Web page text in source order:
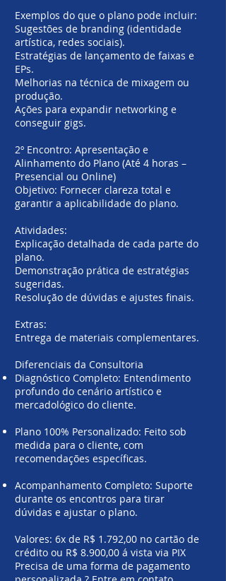
Exemplos do que o plano pode incluir:
Sugestões de branding (identidade
artística, redes sociais).
Estratégias de lançamento de faixas e
EPs.
Melhorias na técnica de mixagem ou
produção.
Ações para expandir networking e
conseguir gigs.
2º Encontro: Apresentação e
Alinhamento do Plano (Até 4 horas –
Presencial ou Online)
Objetivo: Fornecer clareza total e
garantir a aplicabilidade do plano.
Atividades:
Explicação detalhada de cada parte do
plano.
Demonstração prática de estratégias
sugeridas.
Resolução de dúvidas e ajustes finais.
Extras:
Entrega de materiais complementares.
Diferenciais da Consultoria
Diagnóstico Completo: Entendimento
profundo do cenário artístico e
mercadológico do cliente.
Plano 100% Personalizado: Feito sob
medida para o cliente, com
recomendações específicas.
Acompanhamento Completo: Suporte
durante os encontros para tirar
dúvidas e ajustar o plano.
Valores: 6x de R$ 1.792,00 no cartão de
crédito ou R$ 8.900,00 á vista via PIX
Precisa de uma forma de pagamento